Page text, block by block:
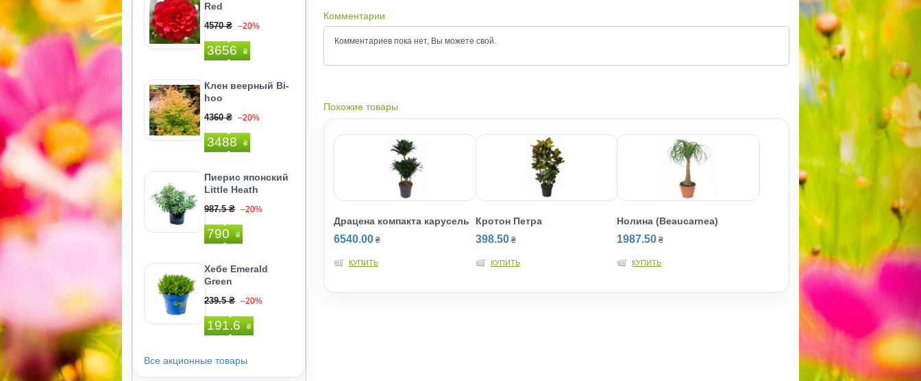
Red
4570 ₴ –20%
3656 ₴
Клен веерный Bi-
hoo
4360 ₴ –20%
3488 ₴
Пиерис японский
Little Heath
987.5 ₴ –20%
790 ₴
Хебе Emerald
Green
239.5 ₴ –20%
191.6 ₴
Все акционные товары
Комментарии
Комментариев пока нет, Вы можете свой.
Похожие товары
Драцена компакта карусель
6540.00 ₴
КУПИТЬ
Кротон Петра
398.50 ₴
КУПИТЬ
Нолина (Beaucarnea)
1987.50 ₴
КУПИТЬ